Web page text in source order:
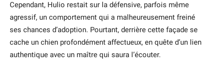
Cependant, Hulio restait sur la défensive, parfois même
agressif, un comportement qui a malheureusement freiné
ses chances d’adoption. Pourtant, derrière cette façade se
cache un chien profondément affectueux, en quête d’un lien
authentique avec un maître qui saura l’écouter.